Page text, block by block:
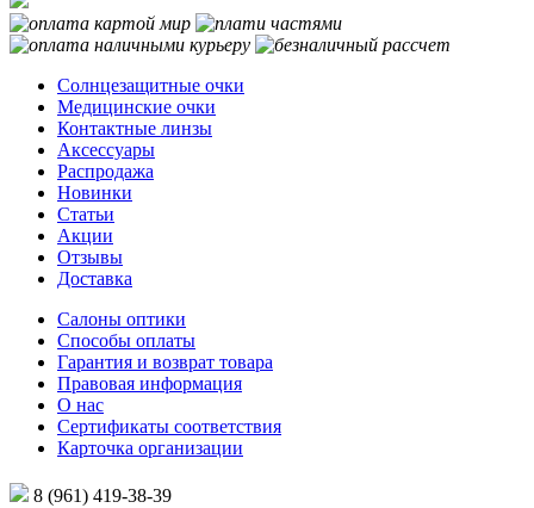
Солнцезащитные очки
Медицинские очки
Контактные линзы
Аксессуары
Распродажа
Новинки
Статьи
Акции
Отзывы
Доставка
Салоны оптики
Способы оплаты
Гарантия и возврат товара
Правовая информация
О нас
Сертификаты соответствия
Карточка организации
8 (961) 419-38-39